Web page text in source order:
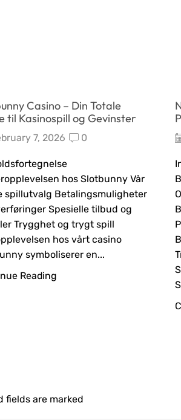
Casino – Din Totale
til Kasinospill og Gevinster
7, 2026 0
hos Slotbunny Vår
spillutvalg Betalingsmuligheter
Spesielle tilbud og
Trygghet og trygt spill
hos vårt casino
symboliserer en...
Reading
fields are marked